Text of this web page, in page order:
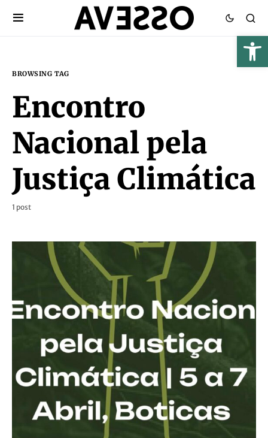
BROWSING TAG
Encontro
Nacional pela
Justiça Climática
1 post